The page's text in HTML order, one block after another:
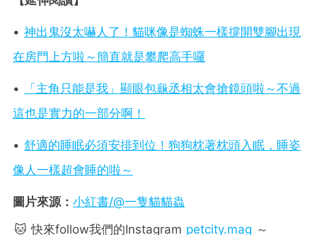
• 神出鬼沒太嚇人了！貓咪像是蜘蛛一樣撐開雙腳出現
在房門上方啦～簡直就是攀爬高手囉
•
「主角只能是我」顯眼包龜丞相太會搶鏡頭啦～不過
這也是實力的一部分啊！
• 舒適的睡眠必須安排到位！狗狗枕著枕頭入眠，睡姿
像人一樣超會睡的啦～
圖片來源： 小紅書/@一隻貓貓蟲
🐱 快來follow我們的Instagram petcity.mag ～